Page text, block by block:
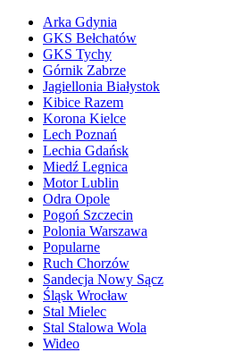
Arka Gdynia
GKS Bełchatów
GKS Tychy
Górnik Zabrze
Jagiellonia Białystok
Kibice Razem
Korona Kielce
Lech Poznań
Lechia Gdańsk
Miedź Legnica
Motor Lublin
Odra Opole
Pogoń Szczecin
Polonia Warszawa
Popularne
Ruch Chorzów
Sandecja Nowy Sącz
Śląsk Wrocław
Stal Mielec
Stal Stalowa Wola
Wideo